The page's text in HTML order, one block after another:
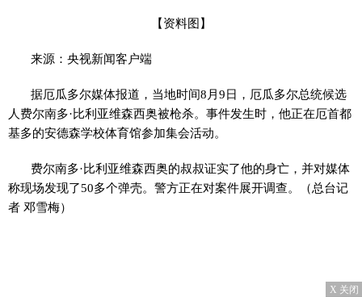
【资料图】
来源：央视新闻客户端
据厄瓜多尔媒体报道，当地时间8月9日，厄瓜多尔总统候选
人费尔南多·比利亚维森西奥被枪杀。事件发生时，他正在厄首都
基多的安德森学校体育馆参加集会活动。
费尔南多·比利亚维森西奥的叔叔证实了他的身亡，并对媒体
称现场发现了50多个弹壳。警方正在对案件展开调查。（总台记
者 邓雪梅）
X 关闭